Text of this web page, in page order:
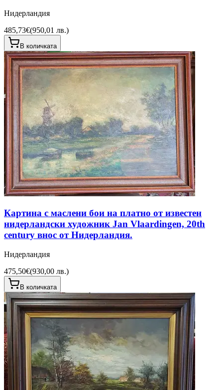
Нидерландия
485,73€(950,01 лв.)
В количката
Картина с маслени бои на платно от известен
нидерландски художник Jan Vlaardingen, 20th
century внос от Нидерландия.
Нидерландия
475,50€(930,00 лв.)
В количката